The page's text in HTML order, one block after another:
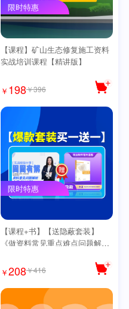
限时特惠
【课程】矿山生态修复施工资料
实战培训课程【精讲版】
￥ 198￥396
限时特惠
【课程+书】【送隐蔽套装】
《做资料常见重点难点问题解析
维导图
￥208￥416